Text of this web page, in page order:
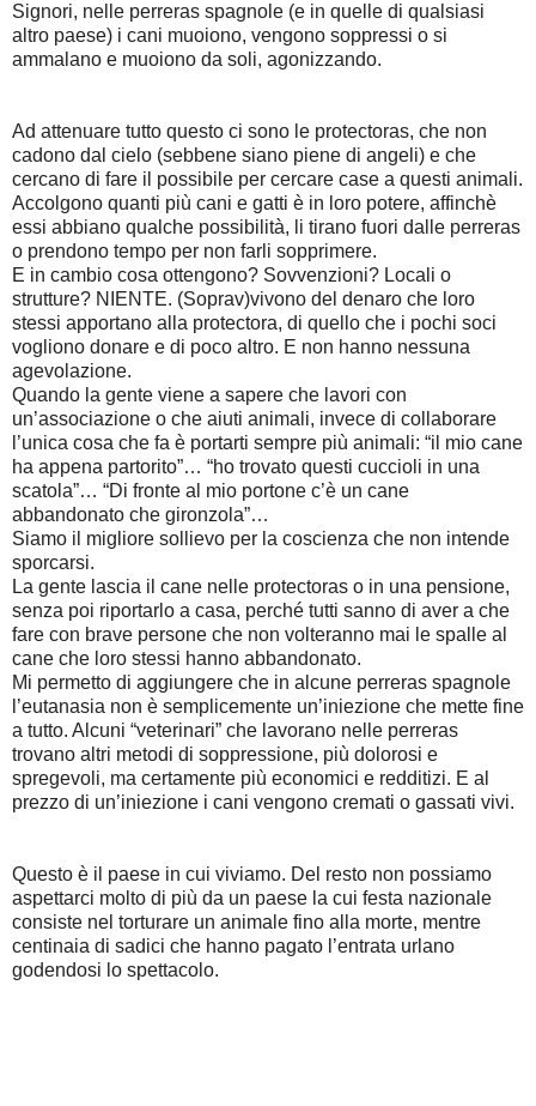
Signori, nelle perreras spagnole (e in quelle di qualsiasi
altro paese) i cani muoiono, vengono soppressi o si
ammalano e muoiono da soli, agonizzando.
Ad attenuare tutto questo ci sono le protectoras, che non
cadono dal cielo (sebbene siano piene di angeli) e che
cercano di fare il possibile per cercare case a questi animali.
Accolgono quanti più cani e gatti è in loro potere, affinchè
essi abbiano qualche possibilità, li tirano fuori dalle perreras
o prendono tempo per non farli sopprimere.
E in cambio cosa ottengono? Sovvenzioni? Locali o
strutture? NIENTE. (Soprav)vivono del denaro che loro
stessi apportano alla protectora, di quello che i pochi soci
vogliono donare e di poco altro. E non hanno nessuna
agevolazione.
Quando la gente viene a sapere che lavori con
un’associazione o che aiuti animali, invece di collaborare
l’unica cosa che fa è portarti sempre più animali: “il mio cane
ha appena partorito”… “ho trovato questi cuccioli in una
scatola”… “Di fronte al mio portone c’è un cane
abbandonato che gironzola”…
Siamo il migliore sollievo per la coscienza che non intende
sporcarsi.
La gente lascia il cane nelle protectoras o in una pensione,
senza poi riportarlo a casa, perché tutti sanno di aver a che
fare con brave persone che non volteranno mai le spalle al
cane che loro stessi hanno abbandonato.
Mi permetto di aggiungere che in alcune perreras spagnole
l’eutanasia non è semplicemente un’iniezione che mette fine
a tutto. Alcuni “veterinari” che lavorano nelle perreras
trovano altri metodi di soppressione, più dolorosi e
spregevoli, ma certamente più economici e redditizi. E al
prezzo di un’iniezione i cani vengono cremati o gassati vivi.
Questo è il paese in cui viviamo. Del resto non possiamo
aspettarci molto di più da un paese la cui festa nazionale
consiste nel torturare un animale fino alla morte, mentre
centinaia di sadici che hanno pagato l’entrata urlano
godendosi lo spettacolo.